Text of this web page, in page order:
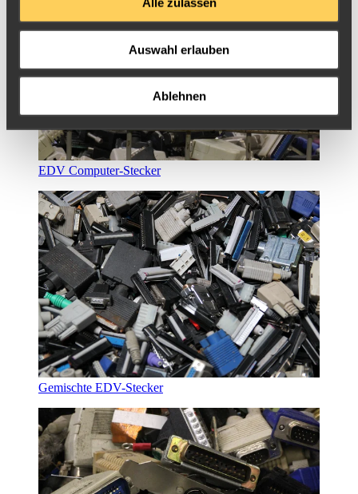
Auswahl erlauben
Ablehnen
EDV Computer-Stecker
Gemischte EDV-Stecker